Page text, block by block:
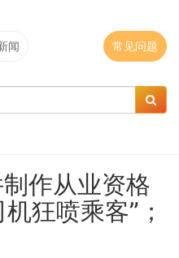
闻 常见问题
作从业资格
狂喷乘客”；